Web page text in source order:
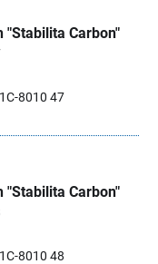
"Stabilita Carbon"
8010 47
"Stabilita Carbon"
8010 48